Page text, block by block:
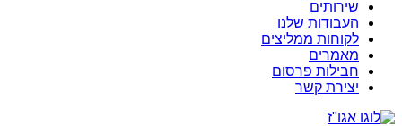
שירותים
העבודות שלנו
לקוחות ממליצים
מאמרים
חבילות פרסום
יצירת קשר